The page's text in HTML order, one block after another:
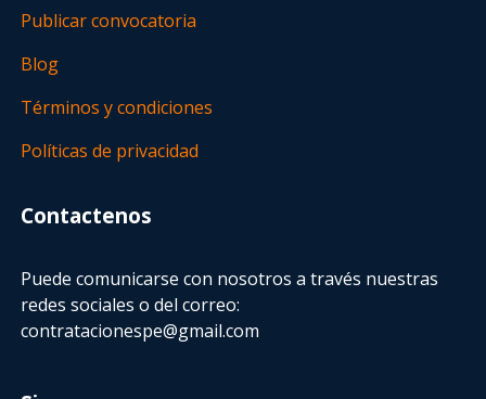
Publicar convocatoria
Blog
Términos y condiciones
Políticas de privacidad
Contactenos
Puede comunicarse con nosotros a través nuestras
redes sociales o del correo:
contratacionespe@gmail.com